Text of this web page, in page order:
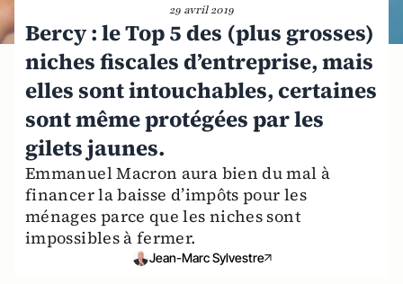
29 avril 2019
Bercy : le Top 5 des (plus grosses)
niches fiscales d’entreprise, mais
elles sont intouchables, certaines
sont même protégées par les
gilets jaunes.
Emmanuel Macron aura bien du mal à
financer la baisse d’impôts pour les
ménages parce que les niches sont
impossibles à fermer.
Jean-Marc Sylvestre